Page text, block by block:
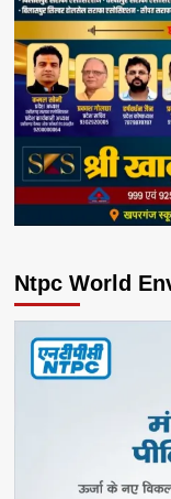
Ntpc World